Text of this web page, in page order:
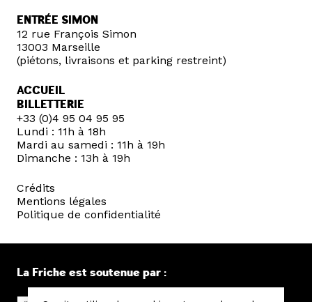
ENTRÉE SIMON
12 rue François Simon
13003 Marseille
(piétons, livraisons et parking restreint)
ACCUEIL
BILLETTERIE
+33 (0)4 95 04 95 95
Lundi : 11h à 18h
Mardi au samedi : 11h à 19h
Dimanche : 13h à 19h
Crédits
Mentions légales
Politique de confidentialité
La Friche est soutenue par :